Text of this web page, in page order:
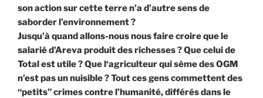
son action sur cette terre n’a d’autre sens de
saborder l’environnement ?
Jusqu’à quand allons-nous nous faire croire que le
salarié d’Areva produit des richesses ? Que celui de
Total est utile ? Que l‘agriculteur qui sème des OGM
n’est pas un nuisible ? Tout ces gens commettent des
“petits” crimes contre l’humanité, différés dans le